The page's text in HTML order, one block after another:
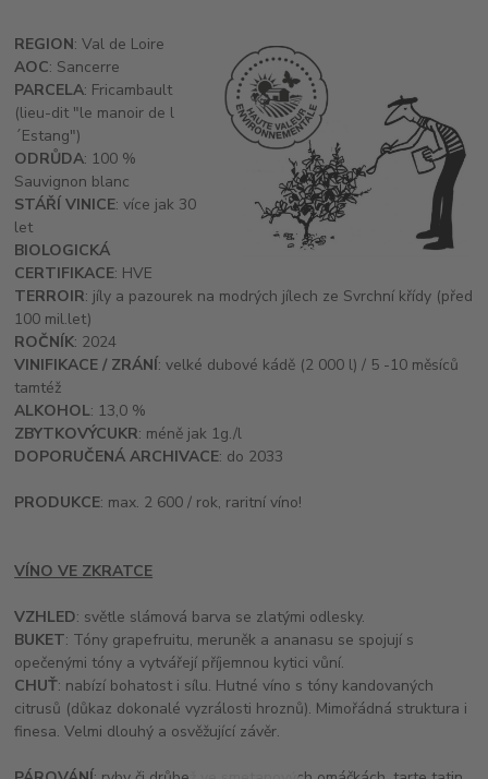
REGION: Val de Loire
AOC: Sancerre
PARCELA: Fricambault
(lieu-dit "le manoir de l
´Estang")
ODRŮDA: 100 %
Sauvignon blanc
STÁŘÍ VINICE: více jak 30
let
BIOLOGICKÁ
CERTIFIKACE: HVE
TERROIR: jíly a pazourek na modrých jílech ze Svrchní křídy (před
100 mil.let)
ROČNÍK: 2024
VINIFIKACE / ZRÁNÍ: velké dubové kádě (2 000 l) / 5 -10 měsíců
tamtéž
ALKOHOL: 13,0 %
ZBYTKOVÝCUKR: méně jak 1g./l
DOPORUČENÁ ARCHIVACE: do 2033
PRODUKCE: max. 2 600 / rok, raritní víno!
VÍNO VE ZKRATCE
VZHLED: světle slámová barva se zlatými odlesky.
BUKET: Tóny grapefruitu, meruněk a ananasu se spojují s
opečenými tóny a vytvářejí příjemnou kytici vůní.
CHUŤ: nabízí bohatost i sílu. Hutné víno s tóny kandovaných
citrusů (důkaz dokonalé vyzrálosti hroznů). Mimořádná struktura i
finesa. Velmi dlouhý a osvěžující závěr.